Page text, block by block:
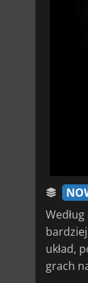
układ,
grach